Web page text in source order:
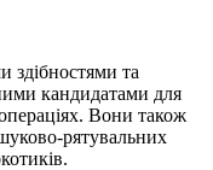
здібностями та
кандидатами для
Вони також
рятувальних